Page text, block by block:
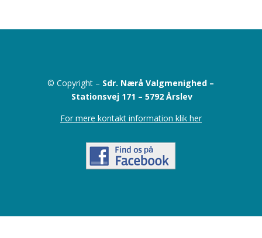
© Copyright – Sdr. Nærå Valgmenighed –
Stationsvej 171 –5792 Årslev
For mere kontakt information klik her